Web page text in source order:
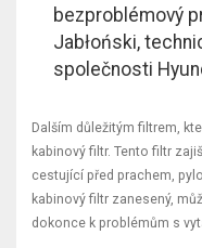
bezproblémový
Jabłoński,
společnosti
Dalším důležitým filtrem,
kabinový filtr. Tento filtr
cestující před prachem,
kabinový filtr zanesený,
dokonce k problémům s